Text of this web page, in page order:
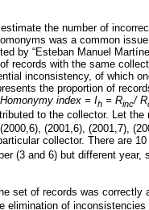
the number of
was a common
by “Esteban Manuel
records with the same
inconsistency, of which
the proportion of
Homonymy index = Ih = Rinc/ R
to the collector. Let the
(2001,6), (2001,7),
collector. There are 10
(3 and 6) but different year,
set of records was
of